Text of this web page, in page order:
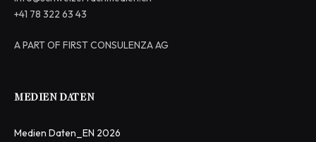
+41 78 322 63 43
A PART OF FIRST CONSULENZA AG
MEDIEN DATEN
Medien Daten_EN 2026